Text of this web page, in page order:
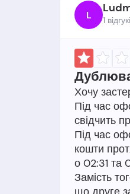
L 1
Хочу
Під час
свідчить
Під час
кошти
о 02:31 та
Замість